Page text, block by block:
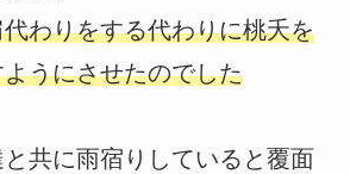
わりをする代わりに桃夭を
うにさせたのでした
共に雨宿りしていると覆面